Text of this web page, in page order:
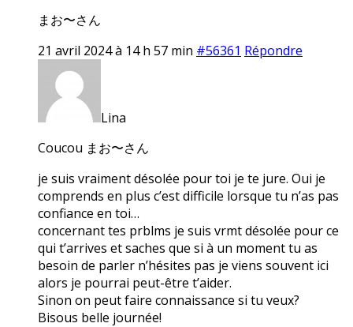
まお〜さん
21 avril 2024 à 14 h 57 min #56361 Répondre
Lina
Coucou まお〜さん
je suis vraiment désolée pour toi je te jure. Oui je
comprends en plus c’est difficile lorsque tu n’as pas
confiance en toi…
concernant tes prblms je suis vrmt désolée pour ce
qui t’arrives et saches que si à un moment tu as
besoin de parler n’hésites pas je viens souvent ici
alors je pourrai peut-être t’aider.
Sinon on peut faire connaissance si tu veux?
Bisous belle journée!